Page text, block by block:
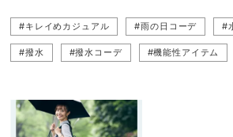
#キレイめカジュアル #雨の日コーデ #
#撥水 #撥水コーデ #機能性アイテム